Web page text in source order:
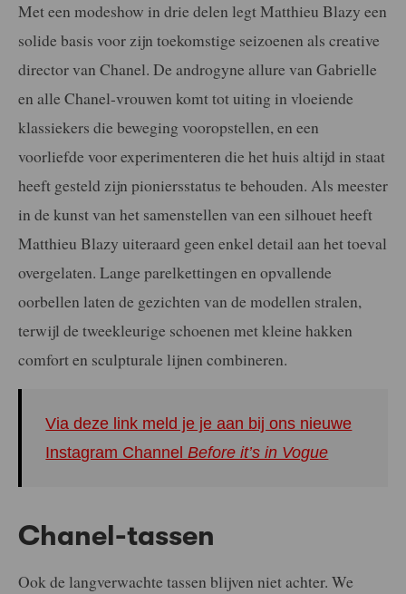
Met een modeshow in drie delen legt Matthieu Blazy een
solide basis voor zijn toekomstige seizoenen als creative
director van Chanel. De androgyne allure van Gabrielle
en alle Chanel-vrouwen komt tot uiting in vloeiende
klassiekers die beweging vooropstellen, en een
voorliefde voor experimenteren die het huis altijd in staat
heeft gesteld zijn pioniersstatus te behouden. Als meester
in de kunst van het samenstellen van een silhouet heeft
Matthieu Blazy uiteraard geen enkel detail aan het toeval
overgelaten. Lange parelkettingen en opvallende
oorbellen laten de gezichten van de modellen stralen,
terwijl de tweekleurige schoenen met kleine hakken
comfort en sculpturale lijnen combineren.
Via deze link meld je je aan bij ons nieuwe
Instagram ChannelBefore it’s in Vogue
Chanel-tassen
Ook de langverwachte tassen blijven niet achter. We